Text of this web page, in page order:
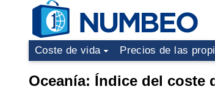
Coste de vida Precios de las
Oceanía: Índice del coste